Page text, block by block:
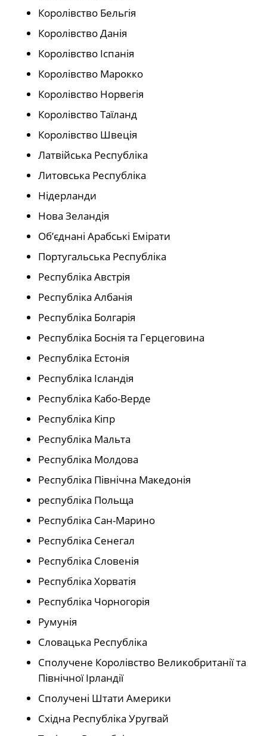
Королівство Бельгія
Королівство Данія
Королівство Іспанія
Королівство Марокко
Королівство Норвегія
Королівство Таїланд
Королівство Швеція
Латвійська Республіка
Литовська Республіка
Нідерланди
Нова Зеландія
Об’єднані Арабські Емірати
Португальська Республіка
Республіка Австрія
Республіка Албанія
Республіка Болгарія
Республіка Боснія та Герцеговина
Республіка Естонія
Республіка Ісландія
Республіка Кабо-Верде
Республіка Кіпр
Республіка Мальта
Республіка Молдова
Республіка Північна Македонія
республіка Польща
Республіка Сан-Марино
Республіка Сенегал
Республіка Словенія
Республіка Хорватія
Республіка Чорногорія
Румунія
Словацька Республіка
Сполучене Королівство Великобританії та
Північної Ірландії
Сполучені Штати Америки
Східна Республіка Уругвай